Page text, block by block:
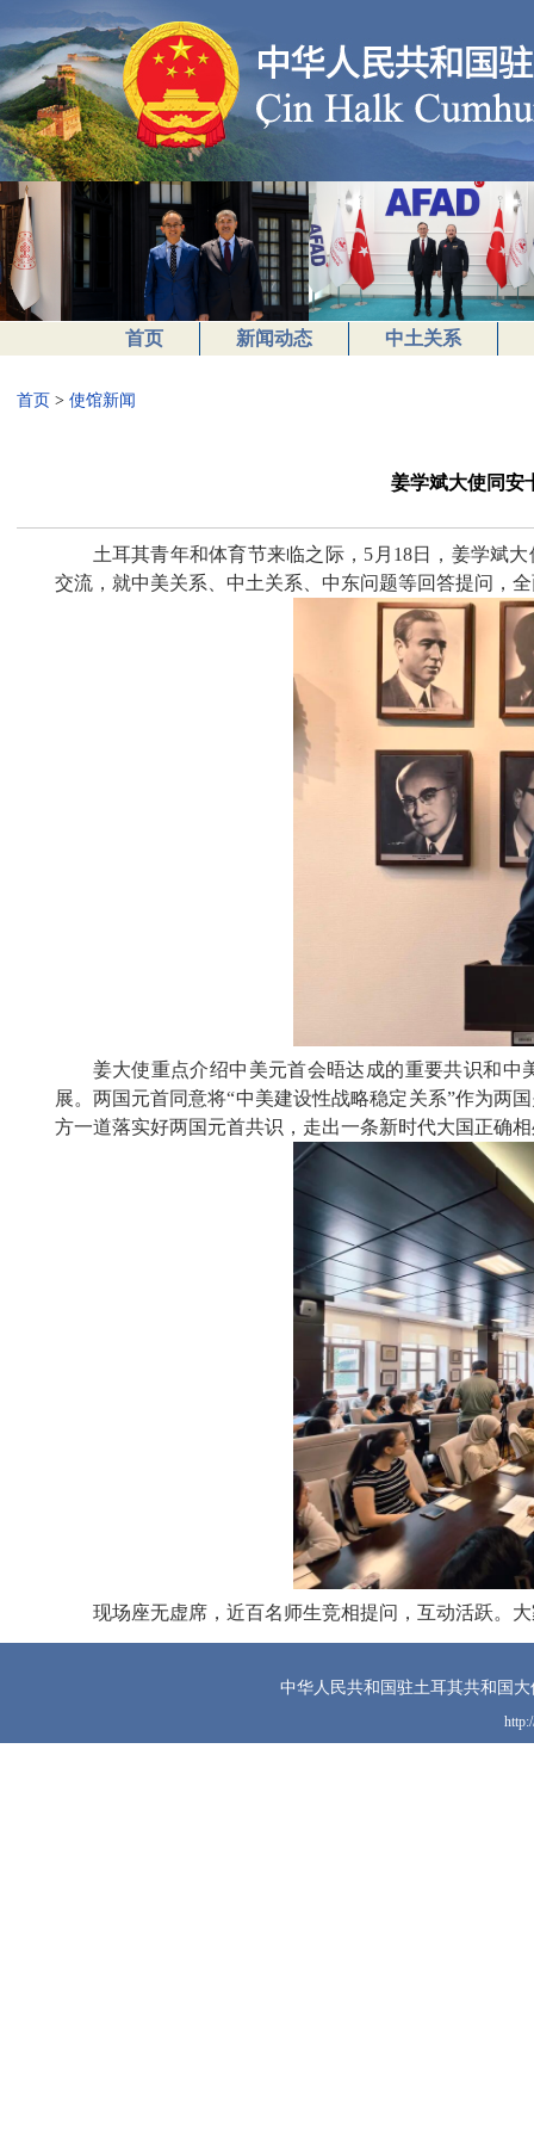
首页 新闻动态 中土关系
首页 > 使馆新闻
姜学斌大使同安
土耳其青年和体育节来临之际，5月18日，姜学斌
交流，就中美关系、中土关系、中东问题等回答提问，
姜大使重点介绍中美元首会晤达成的重要共识和
展。两国元首同意将“中美建设性战略稳定关系”作为两
方一道落实好两国元首共识，走出一条新时代大国正确
现场座无虚席，近百名师生竞相提问，互动活跃。
中华人民共和国驻土耳其共和国大